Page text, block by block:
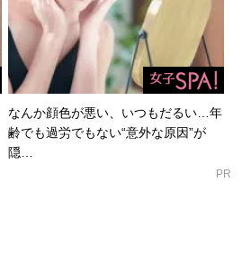
なんか顔色が悪い、いつもだるい…年
齢でも過労でもない“意外な原因”が
隠…
PR